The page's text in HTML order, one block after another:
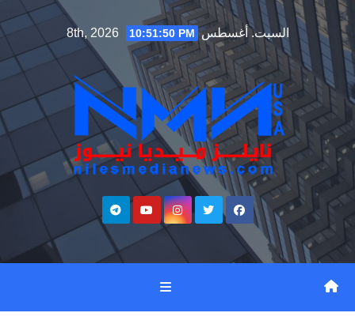
Skip
to
content
السبت. أغسطس 8th, 2026 10:51:52 PM